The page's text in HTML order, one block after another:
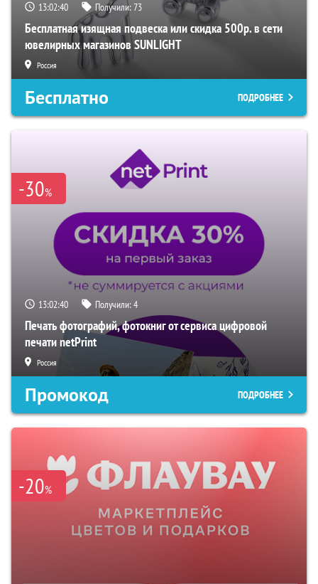
13:02:39 Получили:73
Бесплатная изящная подвеска или скидка 500р. в сети
ювелирных магазинов SUNLIGHT
Россия
Бесплатно ПОДРОБНЕЕ
-30%
13:02:39 Получили:4
Печать фотографий, фотокниг от сервиса цифровой
печати netPrint
Россия
Промокод ПОДРОБНЕЕ
-20%